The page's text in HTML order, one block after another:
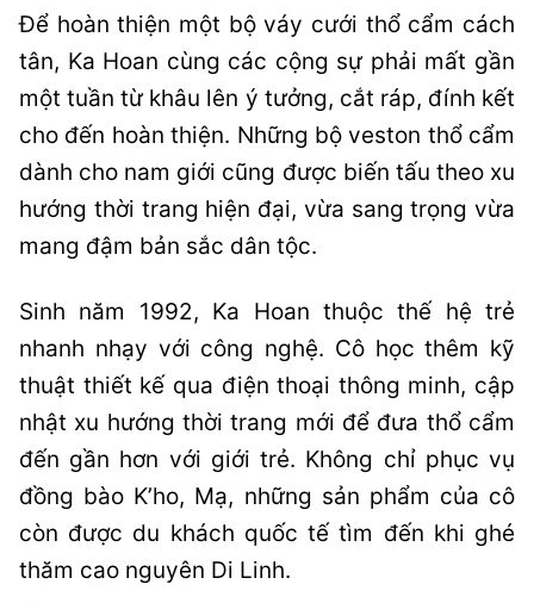
Để hoàn thiện một bộ váy cưới thổ cẩm cách
tân, Ka Hoan cùng các cộng sự phải mất gần
một tuần từ khâu lên ý tưởng, cắt ráp, đính kết
cho đến hoàn thiện. Những bộ veston thổ cẩm
dành cho nam giới cũng được biến tấu theo xu
hướng thời trang hiện đại, vừa sang trọng vừa
mang đậm bản sắc dân tộc.
Sinh năm 1992, Ka Hoan thuộc thế hệ trẻ
nhanh nhạy với công nghệ. Cô học thêm kỹ
thuật thiết kế qua điện thoại thông minh, cập
nhật xu hướng thời trang mới để đưa thổ cẩm
đến gần hơn với giới trẻ. Không chỉ phục vụ
đồng bào K’ho, Mạ, những sản phẩm của cô
còn được du khách quốc tế tìm đến khi ghé
thăm cao nguyên Di Linh.